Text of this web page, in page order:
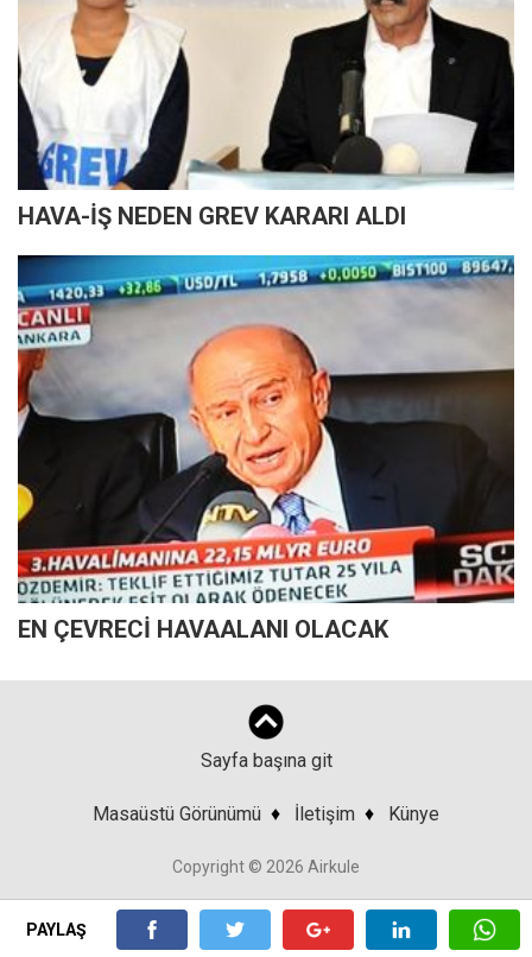
PAYLAŞ
HAVA-İŞ NEDEN GREV KARARI ALDI
EN ÇEVRECİ HAVAALANI OLACAK
Sayfa başına git
Masaüstü Görünümü ♦ İletişim ♦ Künye
Copyright © 2026 Airkule